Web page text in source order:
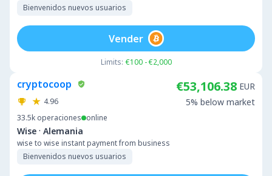
Bienvenidos nuevos usuarios
Limits: €100 - €2,000
Vender
cryptocoop
4.96
33.5k operaciones online
Wise · Alemania
wise to wise instant payment from business
Bienvenidos nuevos usuarios
€53,106.38 EUR
5% below market